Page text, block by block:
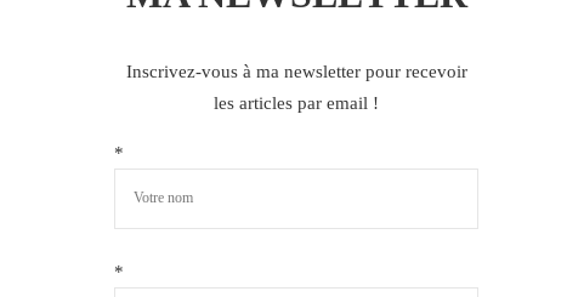
Inscrivez-vous à ma newsletter pour recevoir
les articles par email !
*
*